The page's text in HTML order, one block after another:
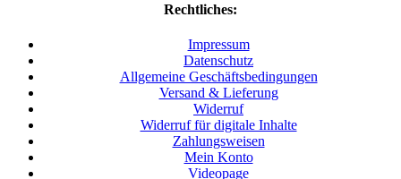
Rechtliches:
Impressum
Datenschutz
Allgemeine Geschäftsbedingungen
Versand & Lieferung
Widerruf
Widerruf für digitale Inhalte
Zahlungsweisen
Mein Konto
Videopage